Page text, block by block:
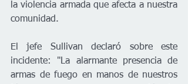
la violencia armada que afecta a nuestra
comunidad.
El jefe Sullivan declaró sobre este
incidente: "La alarmante presencia de
armas de fuego en manos de nuestros